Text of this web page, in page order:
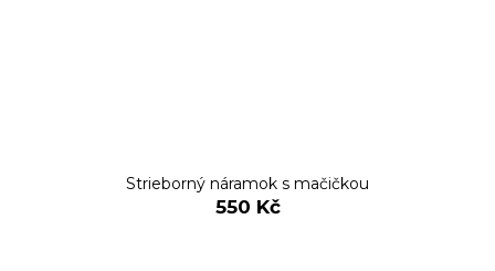
Strieborný náramok s mačičkou
550 Kč